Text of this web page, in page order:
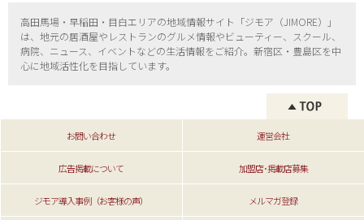
高田馬場・早稲田・目白エリアの地域情報サイト「ジモア（JIMORE）」
は、地元の居酒屋やレストランのグルメ情報やビューティー、
スクール、
病院、ニュース、イベントなどの生活情報をご紹介。新宿区・ 豊島区を中
心に地域活性化を目指しています。
お問い合わせ 運営会社
広告掲載について 加盟店･掲載店募集
ジモア導入事例（お客様の声） メルマガ登録